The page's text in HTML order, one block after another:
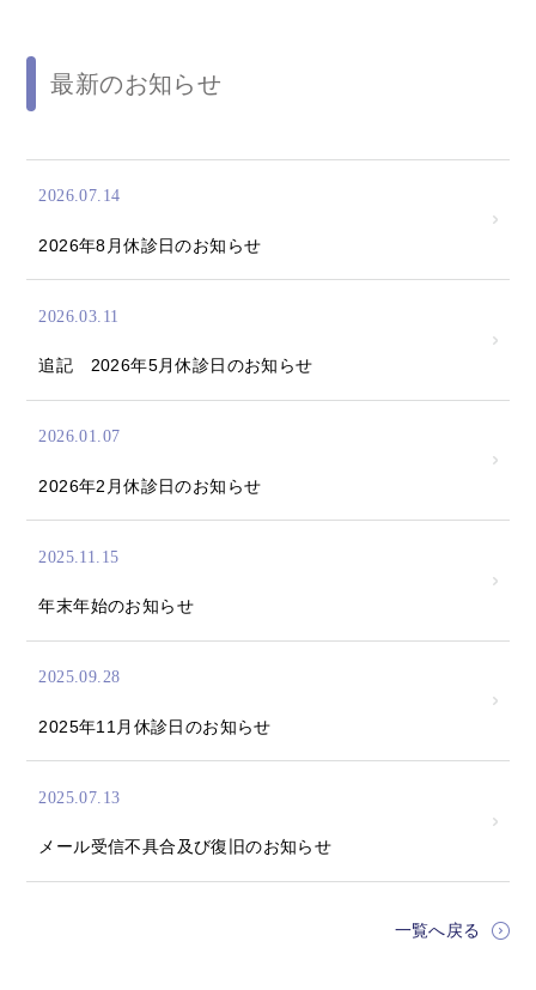
最新のお知らせ
2026.07.14
2026年8月休診日のお知らせ
2026.03.11
追記 2026年5月休診日のお知らせ
2026.01.07
2026年2月休診日のお知らせ
2025.11.15
年末年始のお知らせ
2025.09.28
2025年11月休診日のお知らせ
2025.07.13
メール受信不具合及び復旧のお知らせ
一覧へ戻る